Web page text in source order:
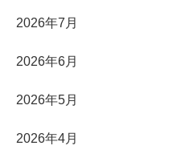
2026年7月
2026年6月
2026年5月
2026年4月